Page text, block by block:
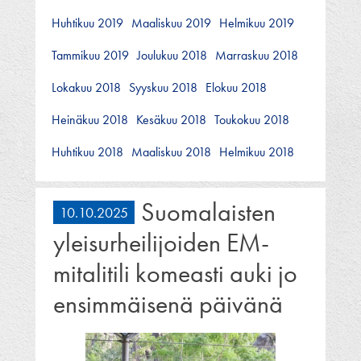
Huhtikuu 2019 Maaliskuu 2019 Helmikuu 2019
Tammikuu 2019 Joulukuu 2018 Marraskuu 2018
Lokakuu 2018 Syyskuu 2018 Elokuu 2018
Heinäkuu 2018 Kesäkuu 2018 Toukokuu 2018
Huhtikuu 2018 Maaliskuu 2018 Helmikuu 2018
10.10.2025
Suomalaisten
yleisurheilijoiden EM-
mitalitili komeasti auki jo
ensimmäisenä päivänä